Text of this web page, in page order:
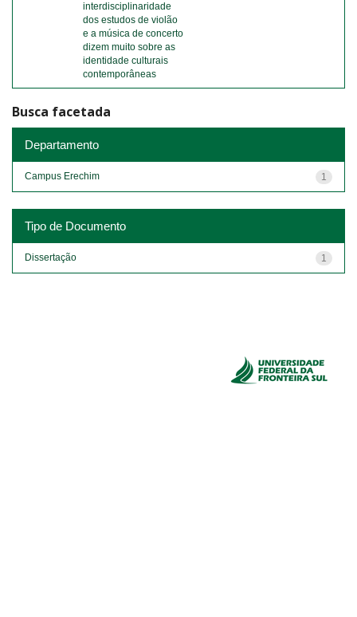
interdisciplinaridade
dos estudos de violão
e a música de concerto
dizem muito sobre as
identidade culturais
contemporâneas
Busca facetada
Departamento
1
Campus Erechim
Tipo de Documento
1
Dissertação